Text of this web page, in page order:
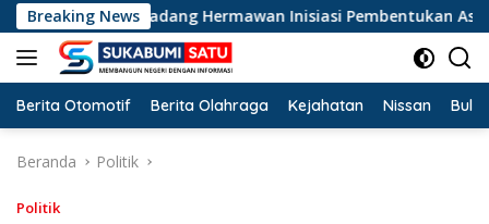
Langsung
ke
konten
Breaking News
Dadang Hermawan Inisiasi Pembentukan Asosiasi BPJS
Berita Otomotif Berita Olahraga Kejahatan Nissan
Beranda Politik
Politik